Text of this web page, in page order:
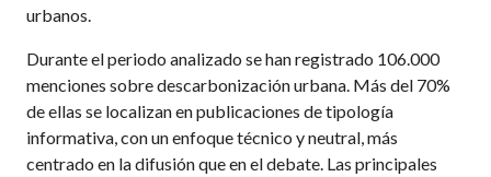
urbanos.
Durante el periodo analizado se han registrado 106.000
menciones sobre descarbonización urbana. Más del 70%
de ellas se localizan en publicaciones de tipología
informativa, con un enfoque técnico y neutral, más
centrado en la difusión que en el debate. Las principales